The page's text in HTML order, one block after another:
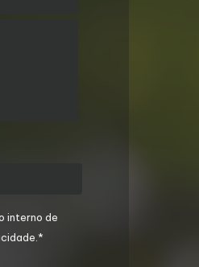
interno de